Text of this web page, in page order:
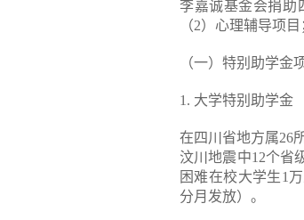
李嘉诚基金会捐助
（2）心理辅导项
（一）特别助学金
1. 大学特别助学金
在四川省地方属26
汶川地震中12个省
困难在校大学生1
分月发放）。